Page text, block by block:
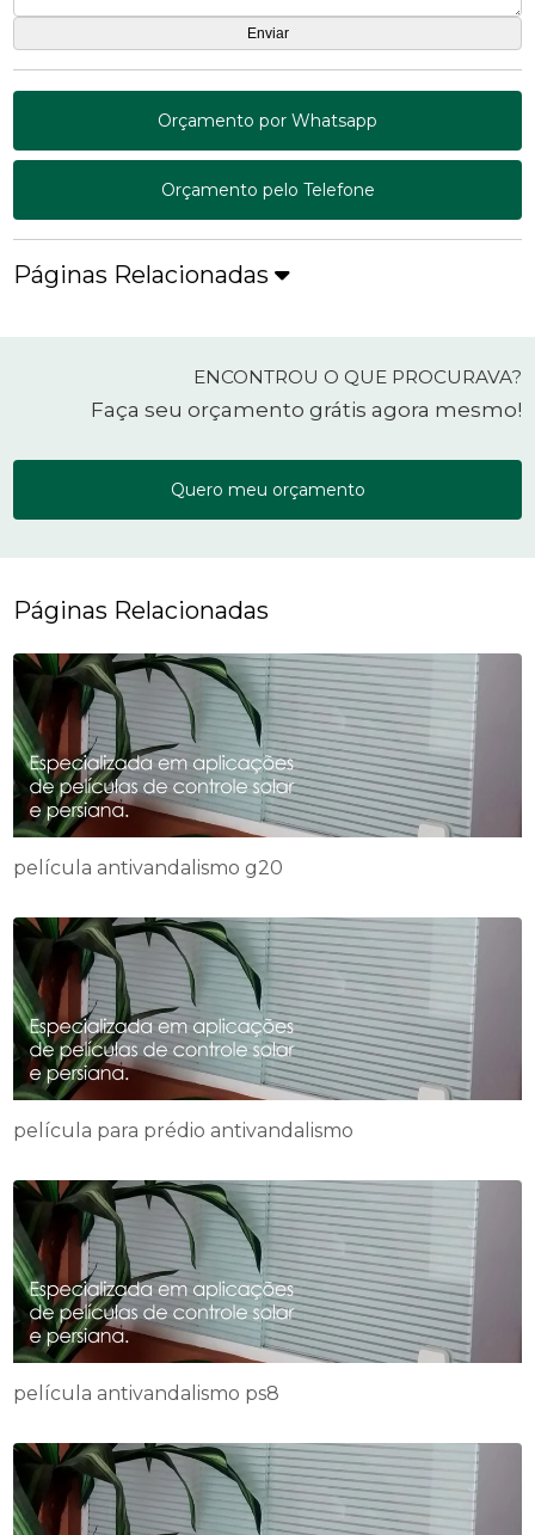
Orçamento por Whatsapp
Orçamento pelo Telefone
Páginas Relacionadas
ENCONTROU O QUE PROCURAVA?
Faça seu orçamento grátis agora mesmo!
Quero meu orçamento
Páginas Relacionadas
película antivandalismo g20
película para prédio antivandalismo
película antivandalismo ps8